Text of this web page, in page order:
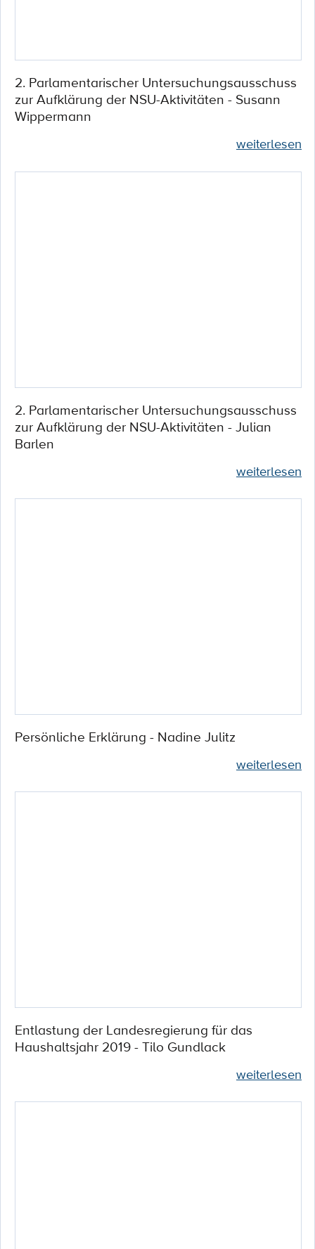
2. Parlamentarischer Untersuchungsausschuss
zur Aufklärung der NSU-Aktivitäten - Susann
Wippermann
weiterlesen
2. Parlamentarischer Untersuchungsausschuss
zur Aufklärung der NSU-Aktivitäten - Julian
Barlen
weiterlesen
Persönliche Erklärung - Nadine Julitz
weiterlesen
Entlastung der Landesregierung für das
Haushaltsjahr 2019 - Tilo Gundlack
weiterlesen